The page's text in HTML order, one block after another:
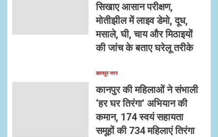
सिखाए आसान परीक्षण,
मोतीझील में लाइव डेमो, दूध,
मसाले, घी, चाय और मिठाइयों
की जांच के बताए घरेलू तरीके
कानपुर नगर
कानपुर की महिलाओं ने संभाली
‘हर घर तिरंगा’ अभियान की
कमान, 174 स्वयं सहायता
समूहों की 734 महिलाएं तिरंगा